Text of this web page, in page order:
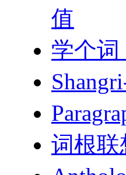
值
学个词
词根联